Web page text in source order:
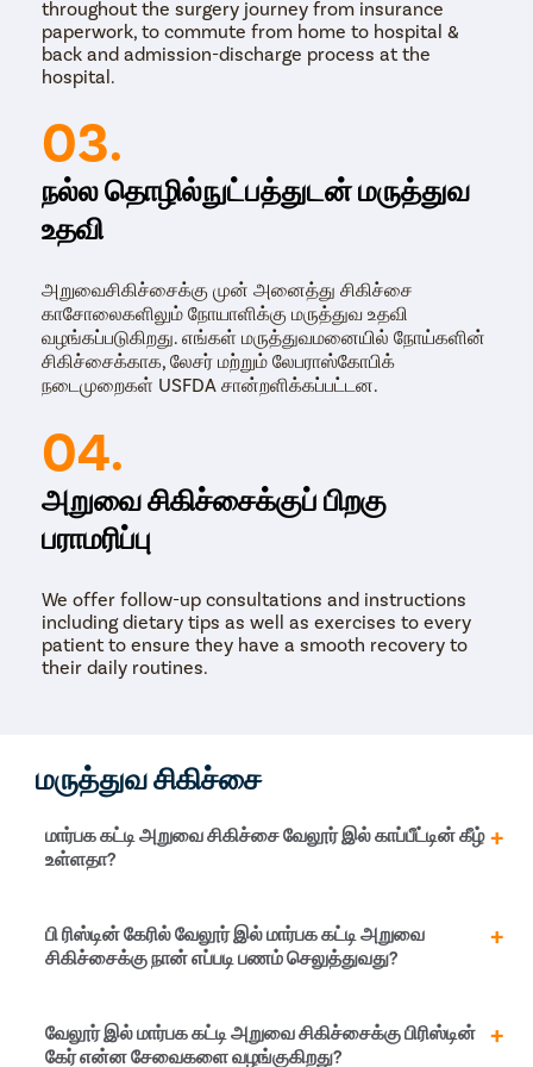
throughout the surgery journey from insurance
paperwork, to commute from home to hospital &
back and admission-discharge process at the
hospital.
03.
நல்ல தொழில்நுட்பத்துடன் மருத்துவ
உதவி
அறுவைசிகிச்சைக்கு முன் அனைத்து சிகிச்சை
காசோலைகளிலும் நோயாளிக்கு மருத்துவ உதவி
வழங்கப்படுகிறது. எங்கள் மருத்துவமனையில் நோய்களின்
சிகிச்சைக்காக, லேசர் மற்றும் லேபராஸ்கோபிக்
நடைமுறைகள் USFDA சான்றளிக்கப்பட்டன.
04.
அறுவை சிகிச்சைக்குப் பிறகு
பராமரிப்பு
We offer follow-up consultations and instructions
including dietary tips as well as exercises to every
patient to ensure they have a smooth recovery to
their daily routines.
மருத்துவ சிகிச்சை
மார்பக கட்டி அறுவை சிகிச்சை வேலூர் இல் காப்பீட்டின் கீழ்
உள்ளதா?
ஆம், மார்பக கட்டி அறுவை சிகிச்சை பெரும்பாலும் வேலூர்
இல் சுகாதார காப்பீட்டுக் பாலிசிகளால் பாதுகாக்கப்படுகிறது.
பாலிசியைப் பயன்படுத்தி அறுவைச் சிகிச்சைக்கு எளிதாக
பி ரிஸ்டின் கேரில் வேலூர் இல் மார்பக கட்டி அறுவை
சிகிச்சைக்கு நான் எப்படி பணம் செலுத்துவது?
வேலூர் இல் மற்றும் இந்தியா முழுவதும் உள்ள அனைத்து
நகரங்களிலும், பிரிஸ்டின் கேர் ஒரு பிலெக்ஸிபில் கட்டண
வேலூர் இல் மார்பக கட்டி அறுவை சிகிச்சைக்கு பிரிஸ்டின்
கேர் என்ன சேவைகளை வழங்குகிறது?